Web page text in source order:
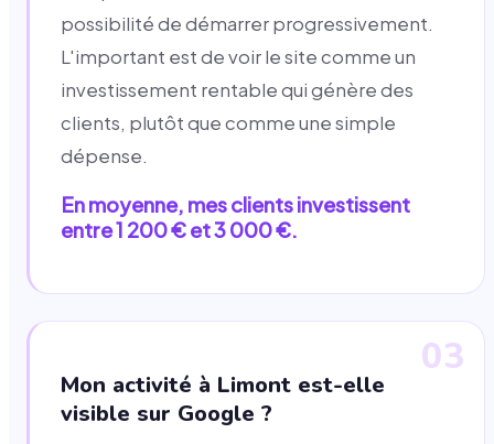
possibilité de démarrer progressivement.
L'important est de voir le site comme un
investissement rentable qui génère des
clients, plutôt que comme une simple
dépense.
En moyenne, mes clients investissent
entre 1 200 € et 3 000 €.
03
Mon activité à Limont est-elle
visible sur Google ?